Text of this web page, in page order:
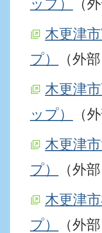
ップ）
（
木更津
プ）
（外
木更津
ップ）
（
木更津
プ）
（外
木更津
プ）
（外